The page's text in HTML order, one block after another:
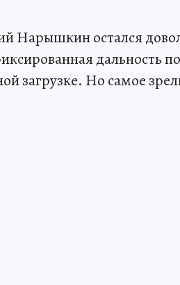
Нарышкин остался
дальность
загрузке. Но самое